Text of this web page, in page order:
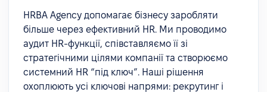
HRBA Agency допомагає бізнесу заробляти
більше через ефективний HR. Ми проводимо
аудит HR-функції, співставляємо її зі
стратегічними цілями компанії та створюємо
системний HR “під ключ”. Наші рішення
охоплюють усі ключові напрями: рекрутинг і